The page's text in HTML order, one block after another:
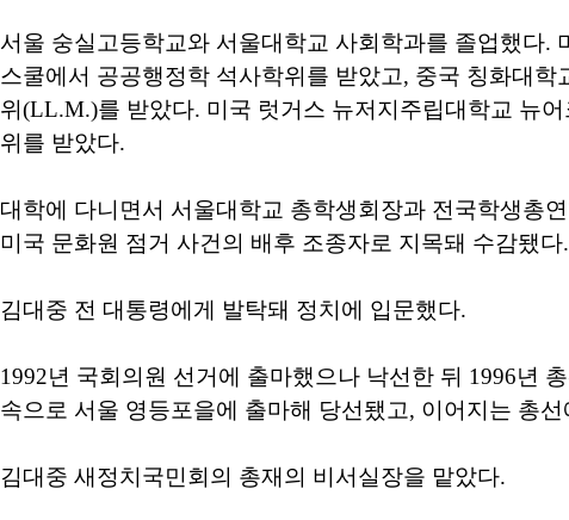
서울 숭실고등학교와 서울대학교 사회학과를 졸업했다.
스쿨에서 공공행정학 석사학위를 받았고, 중국 칭화대학
위(LL.M.)를 받았다. 미국 럿거스 뉴저지주립대학교 뉴
위를 받았다.
대학에 다니면서 서울대학교 총학생회장과 전국학생총
미국 문화원 점거 사건의 배후 조종자로 지목돼 수감됐다.
김대중 전 대통령에게 발탁돼 정치에 입문했다.
1992년 국회의원 선거에 출마했으나 낙선한 뒤 1996년
속으로 서울 영등포을에 출마해 당선됐고, 이어지는 총
김대중 새정치국민회의 총재의 비서실장을 맡았다.